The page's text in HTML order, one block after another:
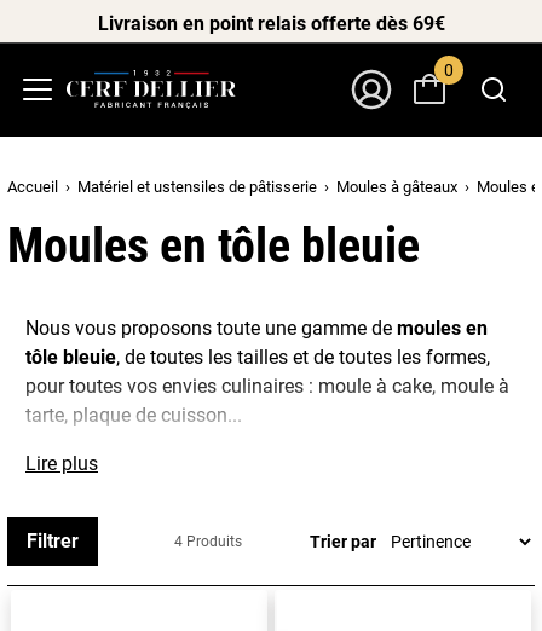
Livraison en point relais offerte dès 69€
0
Accueil Matériel et ustensiles de pâtisserie Moules à gâteaux Moules
Moules en tôle bleuie
Nous vous proposons toute une gamme de moules en
tôle bleuie, de toutes les tailles et de toutes les formes,
pour toutes vos envies culinaires : moule à cake, moule à
tarte, plaque de cuisson...
Latôle d’acier bleui
c'est pourquoi elle est utilisée par les boulangers et les
pâtissiers.
Lire plus
4 Produits
Filtrer Trier par